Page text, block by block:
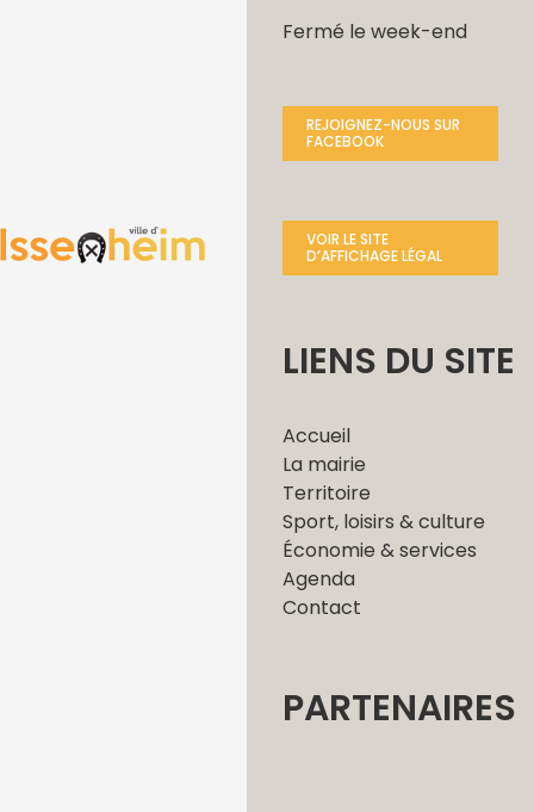
Fermé le week-end
REJOIGNEZ-NOUS SUR
FACEBOOK
VOIR LE SITE
D’AFFICHAGE LÉGAL
LIENS DU SITE
Accueil
La mairie
Territoire
Sport, loisirs & culture
Économie & services
Agenda
Contact
PARTENAIRES